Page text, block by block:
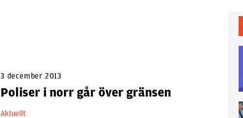
3 december 2013
Poliser i norr går över gränsen
Aktuellt